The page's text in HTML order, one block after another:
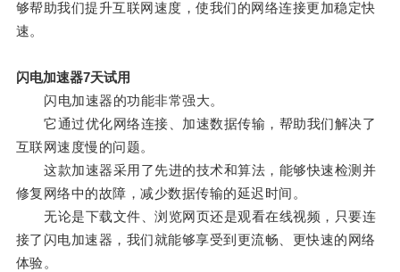
够帮助我们提升互联网速度，使我们的网络连接更加稳定快
速。
闪电加速器7天试用
闪电加速器的功能非常强大。
它通过优化网络连接、加速数据传输，帮助我们解决了
互联网速度慢的问题。
这款加速器采用了先进的技术和算法，能够快速检测并
修复网络中的故障，减少数据传输的延迟时间。
无论是下载文件、浏览网页还是观看在线视频，只要连
接了闪电加速器，我们就能够享受到更流畅、更快速的网络
体验。